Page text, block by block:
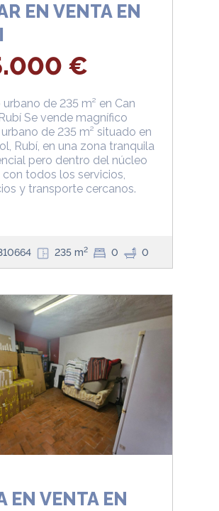
EN VENTA EN
€
urbano de 235 m² en Can
Se vende magnífico
de 235 m² situado en
Rubí, en una zona tranquila
pero dentro del núcleo
con todos los servicios,
y transporte cercanos.
235 m2 0 0
EN VENTA EN